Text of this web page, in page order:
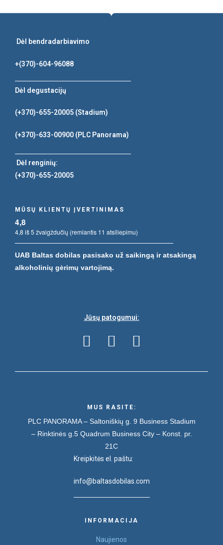
Dėl bendradarbiavimo
+(370)-604-96088
Dėl degustacijų
(+370)-655-20005 (Stadium)
(+370)-633-00900 (PLC Panorama)
Dėl renginių:
(+370)-655-20005
MŪSŲ KLIENTŲ ĮVERTINIMAS
4,8
4,8 iš 5 žvaigždučių (remiantis 11 atsiliepimu)
UAB Baltas dobilas pasisako už saikingą ir atsakingą
alkoholinių gėrimų vartojimą.
Jūsų patogumui:
MUS RASITE:
PLC PANORAMA – Saltoniškių g. 9 Business Stadium
– Rinktinės g.5 Quadrum Business City – Konst. pr.
21C
Kreipkitės el. paštu:
info@baltasdobilas.com
INFORMACIJA
Naujienos